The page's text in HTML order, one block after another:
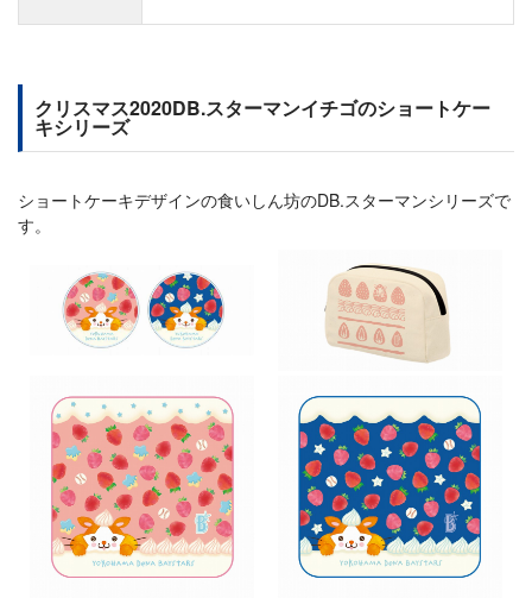
クリスマス2020DB.スターマンイチゴのショートケー
キシリーズ
ショートケーキデザインの食いしん坊のDB.スターマンシリーズで
す。